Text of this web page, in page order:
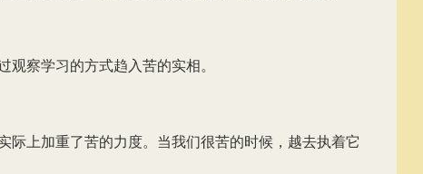
察学习的方式趋入苦的实相。
际上加重了苦的力度。当我们很苦的时候，越去执着它